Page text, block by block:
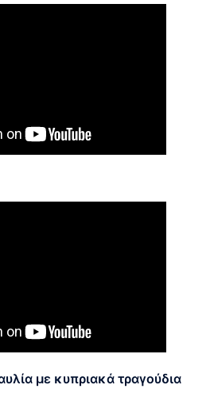
με κυπριακά τραγούδια